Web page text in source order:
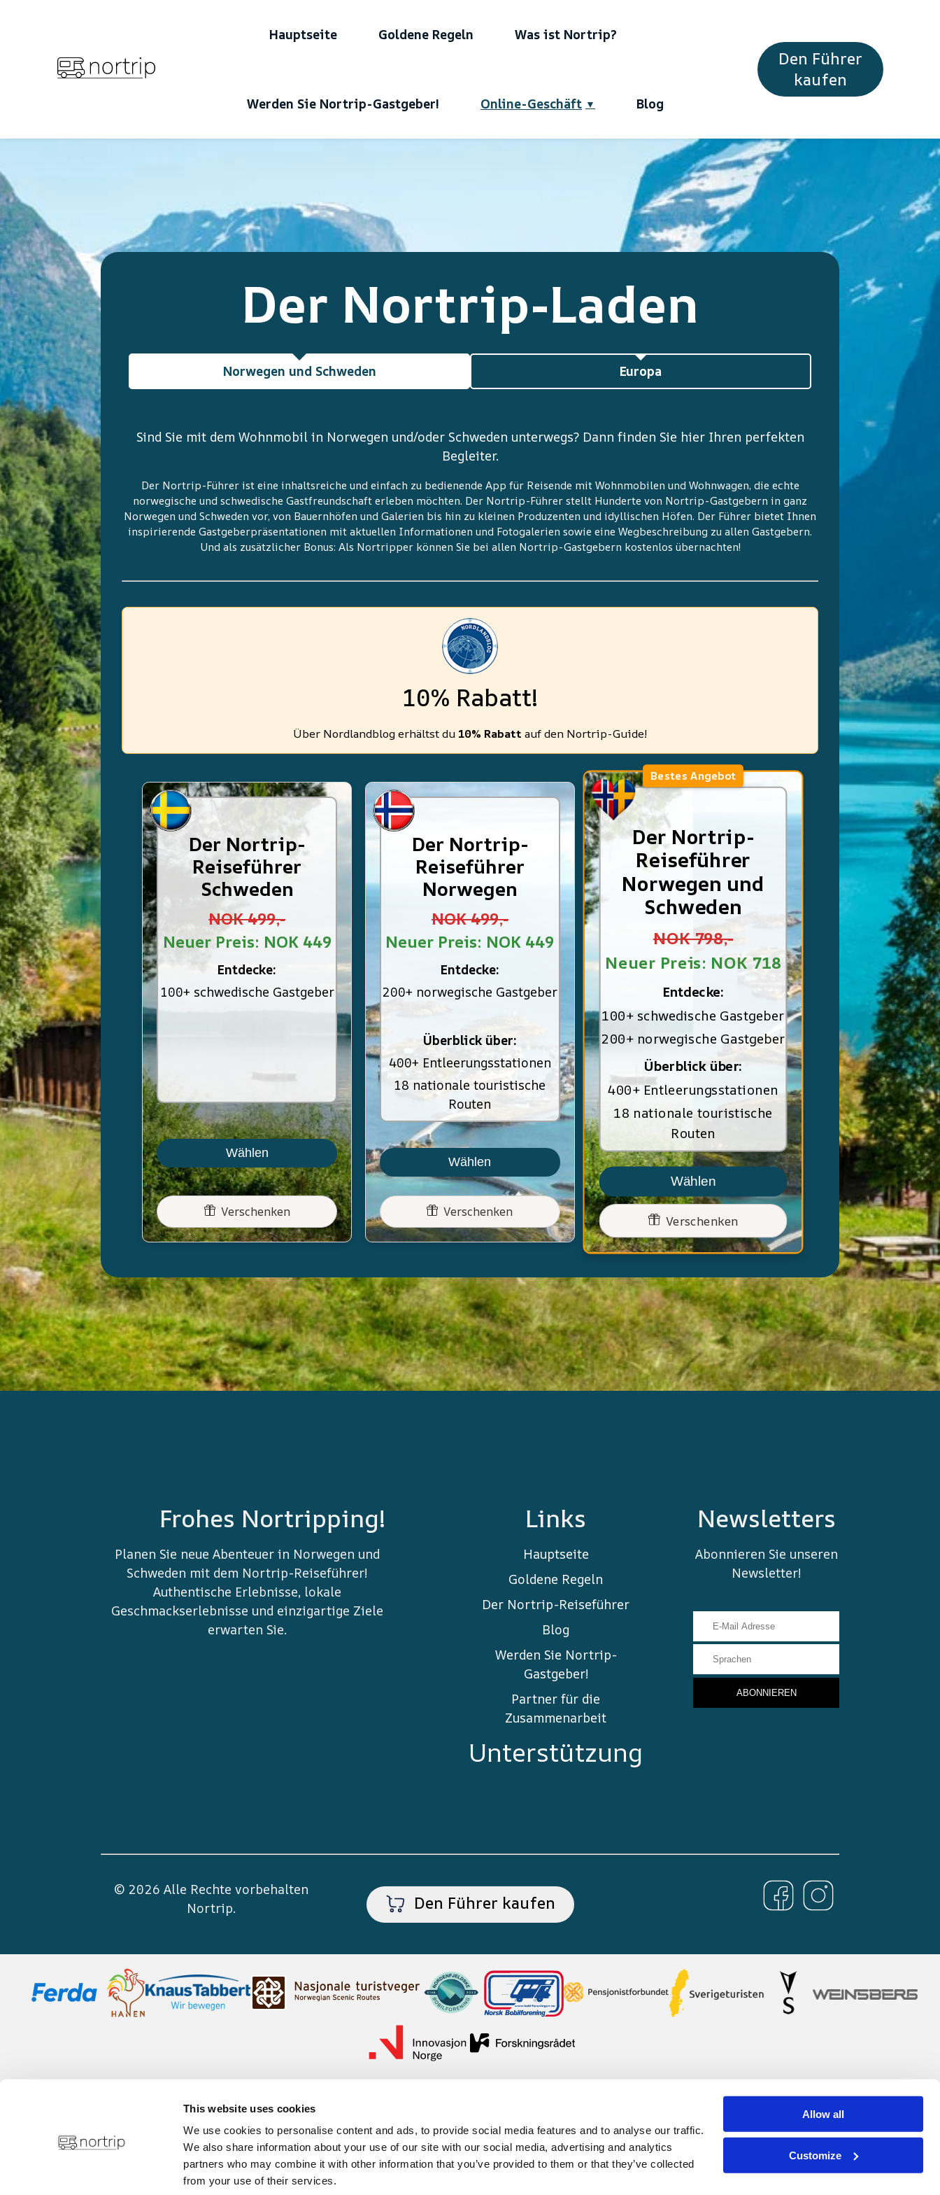
This website uses cookies
We use cookies to personalise content and ads, to provide social media features and to analyse our traffic.
We also share information about your use of our site with our social media, advertising and analytics
partners who may combine it with other information that you’ve provided to them or that they’ve collected
from your use of their services.
Allow all
Customize
Hauptseite Goldene Regeln Was ist Nortrip?
Werden Sie Nortrip-Gastgeber! Online-Geschäft Blog
Den Führer
kaufen
Der Nortrip-Laden
Norwegen und Schweden Europa
Sind Sie mit dem Wohnmobil in Norwegen und/oder Schweden unterwegs? Dann finden Sie hier Ihren perfekten
Begleiter.
Der Nortrip-Führer ist eine inhaltsreiche und einfach zu bedienende App für Reisende mit Wohnmobilen und Wohnwagen, die echte
norwegische und schwedische Gastfreundschaft erleben möchten. Der Nortrip-Führer stellt Hunderte von Nortrip-Gastgebern in ganz
Norwegen und Schweden vor, von Bauernhöfen und Galerien bis hin zu kleinen Produzenten und idyllischen Höfen. Der Führer bietet Ihnen
inspirierende Gastgeberpräsentationen mit aktuellen Informationen und Fotogalerien sowie eine Wegbeschreibung zu allen Gastgebern.
Und als zusätzlicher Bonus: Als Nortripper können Sie bei allen Nortrip-Gastgebern kostenlos übernachten!
10% Rabatt!
Über Nordlandblog erhältst du 10% Rabatt auf den Nortrip-Guide!
Der Nortrip-
Reiseführer
Schweden
NOK 499,-
Neuer Preis: NOK 449
Entdecke:
100+ schwedische Gastgeber
Wählen
Verschenken
Der Nortrip-
Reiseführer
Norwegen
NOK 499,-
Neuer Preis: NOK 449
Entdecke:
200+ norwegische Gastgeber
Überblick über:
400+ Entleerungsstationen
18 nationale touristische
Routen
Wählen
Verschenken
Bestes Angebot
Der Nortrip-
Reiseführer
Norwegen und
Schweden
NOK 798,-
Neuer Preis: NOK 718
Entdecke:
100+ schwedische Gastgeber
200+ norwegische Gastgeber
Überblick über:
400+ Entleerungsstationen
18 nationale touristische
Routen
Wählen
Verschenken
Frohes Nortripping!
Planen Sie neue Abenteuer in Norwegen und
Schweden mit dem Nortrip-Reiseführer!
Authentische Erlebnisse, lokale
Geschmackserlebnisse und einzigartige Ziele
erwarten Sie.
Links
Hauptseite
Goldene Regeln
Der Nortrip-Reiseführer
Blog
Werden Sie Nortrip-
Gastgeber!
Partner für die
Zusammenarbeit
Unterstützung
Newsletters
Abonnieren Sie unseren
Newsletter!
© 2026 Alle Rechte vorbehalten
Nortrip. Den Führer kaufen
Datenschutzbestimmungen